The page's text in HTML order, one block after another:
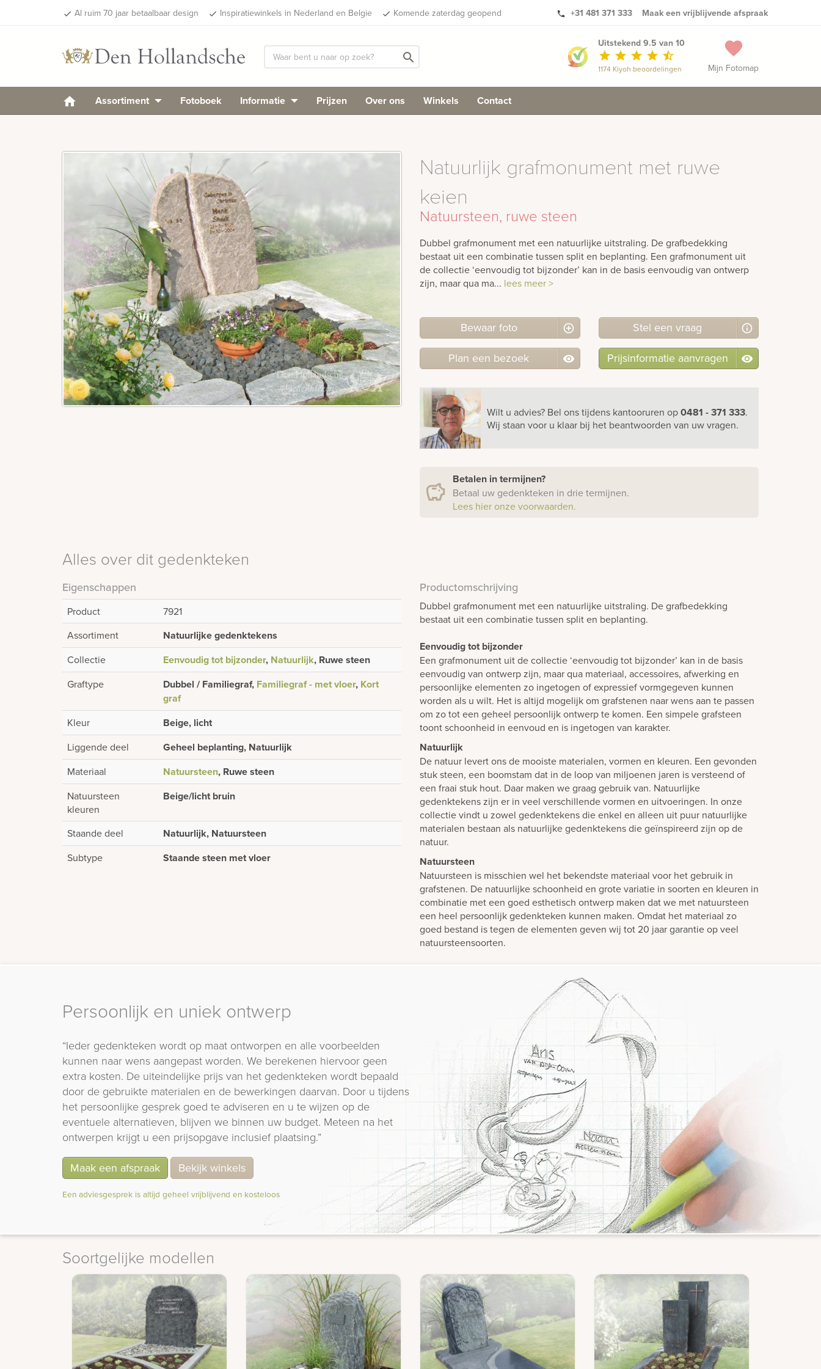
done Al ruim 70 jaar betaalbaar design done Inspiratiewinkels in Nederland en Belgie done Komende zaterdag geopend phone +31 481 371 333 Maak een vrijblijvende afspraak
search favorite
Mijn Fotomap
Uitstekend 9.5 van 10
star star star star star_half
1174 Kiyoh beoordelingen
Assortiment Fotoboek Informatie Prijzen Over ons Winkels Contact
Natuurlijk grafmonument met ruwe
keien
Natuursteen, ruwe steen
Dubbel grafmonument met een natuurlijke uitstraling. De grafbedekking
bestaat uit een combinatie tussen split en beplanting. Een grafmonument uit
de collectie ‘eenvoudig tot bijzonder’ kan in de basis eenvoudig van ontwerp
zijn, maar qua ma... lees meer >
Bewaar foto Stel een vraag
Plan een bezoek Prijsinformatie aanvragen
Wilt u advies? Bel onstijdens kantooruren op0481 - 371 333.
Wij staan voor u klaar bij het beantwoorden van uw vragen.
Betalen in termijnen?
Betaal uw gedenkteken in drie termijnen.
Lees hier onze voorwaarden.
Alles over dit gedenkteken
Eigenschappen
Product
7921
Assortiment
Natuurlijke gedenktekens
Collectie Eenvoudig tot bijzonder, Natuurlijk, Ruwe steen
Graftype Dubbel / Familiegraf, Familiegraf - met vloer, Kort
graf
Kleur Beige, licht
Liggende deel Geheel beplanting, Natuurlijk
Materiaal Natuursteen, Ruwe steen
Natuursteen
kleuren
Beige/licht bruin
Staande deel Natuurlijk, Natuursteen
Subtype Staande steen met vloer
Productomschrijving
Dubbel grafmonument met een natuurlijke uitstraling. De grafbedekking
bestaat uit een combinatie tussen split en beplanting.
Eenvoudig tot bijzonder
Een grafmonument uit de collectie ‘eenvoudig tot bijzonder’ kan in de basis
eenvoudig van ontwerp zijn, maar qua materiaal, accessoires, afwerking en
persoonlijke elementen zo ingetogen of expressief vormgegeven kunnen
worden als u wilt. Het is altijd mogelijk om grafstenen naar wens aan te passen
om zo tot een geheel persoonlijk ontwerp te komen. Een simpele grafsteen
toont schoonheid in eenvoud en is ingetogen van karakter.
Natuurlijk
De natuur levert ons de mooiste materialen, vormen en kleuren. Een gevonden
stuk steen, een boomstam dat in de loop van miljoenen jaren is versteend of
een fraai stuk hout. Daar maken we graag gebruik van. Natuurlijke
gedenktekens zijn er in veel verschillende vormen en uitvoeringen. In onze
collectie vindt u zowel gedenktekens die enkel en alleen uit puur natuurlijke
materialen bestaan als natuurlijke gedenktekens die geïnspireerd zijn op de
natuur.
Natuursteen
Natuursteen is misschien wel het bekendste materiaal voor het gebruik in
grafstenen. De natuurlijke schoonheid en grote variatie in soorten en kleuren in
combinatie met een goed esthetisch ontwerp maken dat we met natuursteen
een heel persoonlijk gedenkteken kunnen maken. Omdat het materiaal zo
goed bestand is tegen de elementen geven wij tot 20 jaar garantie op veel
natuursteensoorten.
Persoonlijk en uniek ontwerp
“Ieder gedenkteken wordt op maat ontworpen en alle voorbeelden
kunnen naar wens aangepast worden. We berekenen hiervoor geen
extra kosten. De uiteindelijke prijs van het gedenkteken wordt bepaald
door de gebruikte materialen en de bewerkingen daarvan. Door u tijdens
het persoonlijke gesprek goed te adviseren en u te wijzen op de
eventuele alternatieven, blijven we binnen uw budget. Meteen na het
ontwerpen krijgt u een prijsopgave inclusief plaatsing.”
Maak een afspraak Bekijk winkels
Een adviesgesprek is altijd geheel vrijblijvend en kosteloos
Soortgelijke modellen